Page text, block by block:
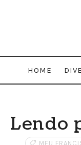
HOME
Lendo
MEU